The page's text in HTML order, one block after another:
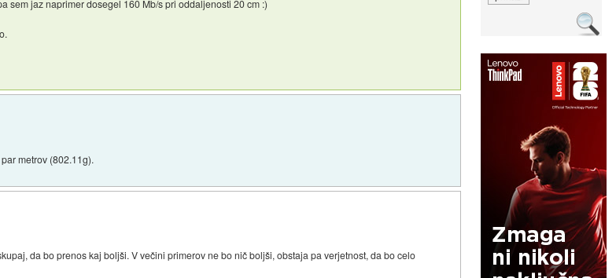
sem jaz naprimer dosegel 160 Mb/s pri oddaljenosti 20 cm :)
metrov (802.11g).
da bo prenos kaj boljši. V večini primerov ne bo nič boljši, obstaja pa verjetnost, da bo celo